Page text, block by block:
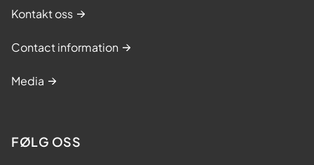
Kontakt oss
Contact information
Media
FØLG OSS